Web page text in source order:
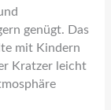
genügt. Das
mit Kindern
Kratzer leicht